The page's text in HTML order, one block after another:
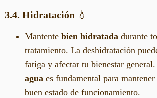
3.4. Hidratación 💧
Mantente bien hidratada durante
tratamiento. La deshidratación
fatiga y afectar tu bienestar
agua es fundamental para
buen estado de funcionamiento.